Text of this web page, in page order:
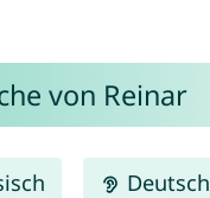
von Reinar
Deutsch